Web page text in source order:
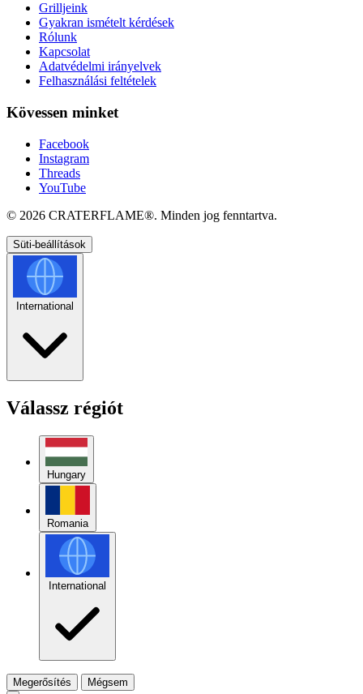
Grilljeink
Gyakran ismételt kérdések
Rólunk
Kapcsolat
Adatvédelmi irányelvek
Felhasználási feltételek
Kövessen minket
Facebook
Instagram
Threads
YouTube
© 2026 CRATERFLAME®. Minden jog fenntartva.
Süti-beállítások
International
Válassz régiót
Hungary
Romania
International
Megerősítés Mégsem